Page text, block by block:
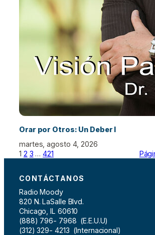
Orar por Otros: Un Deber I
martes, agosto 4, 2026
1 2 3 … 421
CONTÁCTANOS
Radio Moody
820 N. LaSalle Blvd.
Chicago, IL 60610
(888) 796- 7968 (E.E.U.U)
(312) 329- 4213 (Internacional)